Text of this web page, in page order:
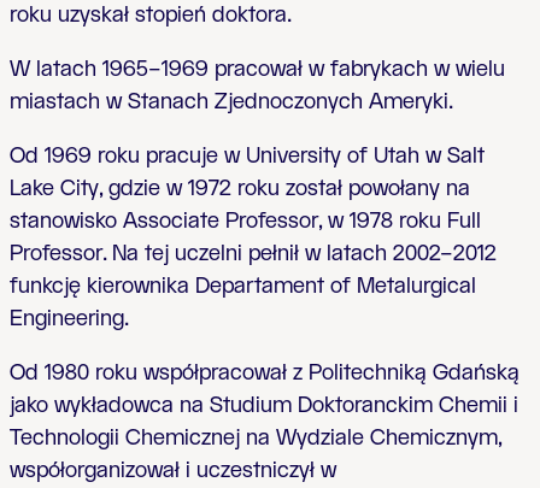
roku uzyskał stopień doktora.
W latach 1965–1969 pracował w fabrykach w wielu
miastach w Stanach Zjednoczonych Ameryki.
Od 1969 roku pracuje w University of Utah w Salt
Lake City, gdzie w 1972 roku został powołany na
stanowisko Associate Professor, w 1978 roku Full
Professor. Na tej uczelni pełnił w latach 2002–2012
funkcję kierownika Departament of Metalurgical
Engineering.
Od 1980 roku współpracował z Politechniką Gdańską
jako wykładowca na Studium Doktoranckim Chemii i
Technologii Chemicznej na Wydziale Chemicznym,
współorganizował i uczestniczył w